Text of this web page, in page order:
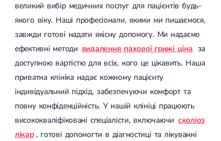
великий вибір медичних послуг для пацієнтів будь-
якого віку. Наші професіонали, якими ми пишаємося,
завжди готові надати якісну допомогу. Ми надаємо
ефективні методи видалення пахової грижі ціна за
доступною вартістю для всіх, кого це цікавить. Наша
приватна клініка надає кожному пацієнту
індивідуальний підхід, забезпечуючи комфорт та
повну конфіденційність. У нашій клініці працюють
висококваліфіковані спеціалісти, включаючи сколіоз
лікар , готові допомогти в діагностиці та лікуванні